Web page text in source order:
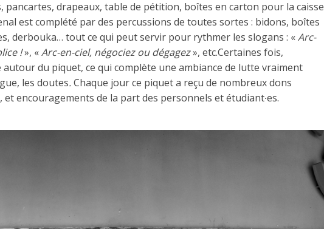
pancartes, drapeaux, table de pétition, boîtes en carton pour la caisse
est complété par des percussions de toutes sortes : bidons, boîtes
derbouka… tout ce qui peut servir pour rythmer les slogans : «Arc-
!», «Arc-en-ciel, négociez ou dégagez», etc.Certaines fois,
autour du piquet, ce qui complète une ambiance de lutte vraiment
les doutes.Chaque jour ce piquet a reçu de nombreux dons
encouragements de la part des personnels et étudiant∙es.